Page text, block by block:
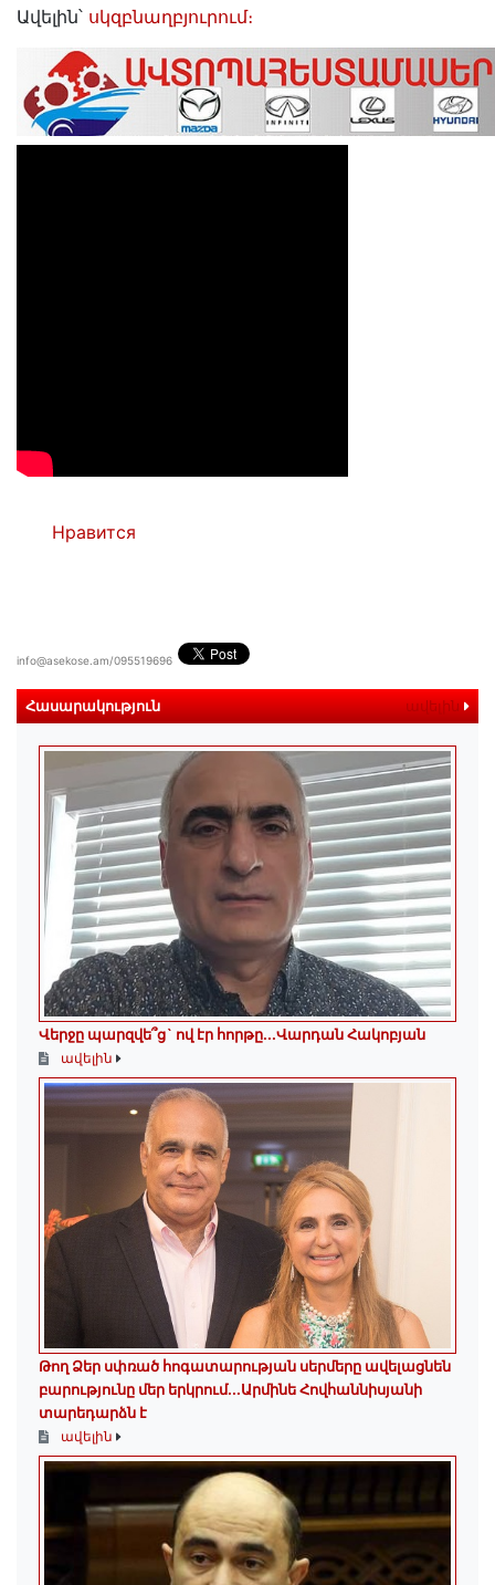
Ավելին՝ սկզբնաղբյուրում։
Нравится
info@asekose.am/095519696
Հասարակություն ավելին
Վերջը պարզվե՞ց` ով էր հորթը...Վարդան Հակոբյան
ավելին
Թող Ձեր սփռած հոգատարության սերմերը ավելացնեն
բարությունը մեր երկրում․․․Արմինե Հովհաննիսյանի
տարեդարձն է
ավելին